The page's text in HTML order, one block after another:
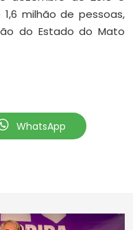
milhão de pessoas,
do Estado do Mato
WhatsApp